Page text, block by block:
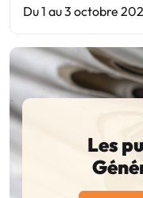
Du 1 au 3 octobre
Les